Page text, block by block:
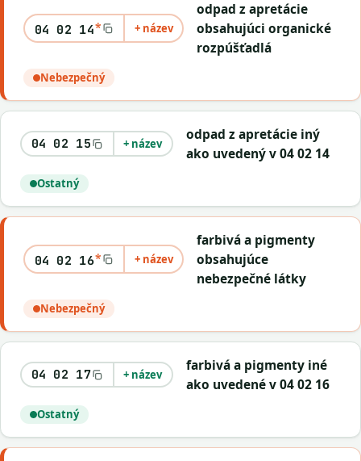
04 02 14* + název
odpad z apretácie
obsahujúci organické
rozpúšťadlá
Nebezpečný
04 02 15 + název
odpad z apretácie iný
ako uvedený v 04 02 14
Ostatný
04 02 16* + název
farbivá a pigmenty
obsahujúce
nebezpečné látky
Nebezpečný
04 02 17 + název
farbivá a pigmenty iné
ako uvedené v 04 02 16
Ostatný